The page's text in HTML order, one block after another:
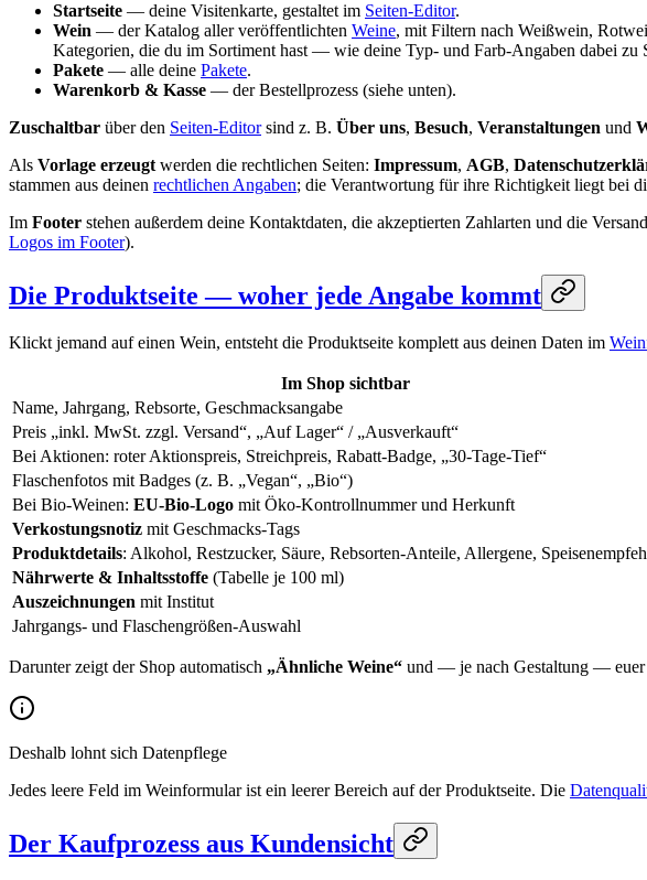
Startseite — deine Visitenkarte, gestaltet im Seiten-Editor.
Wein — der Katalog aller veröffentlichten Weine, mit Filtern nach Weißwein,
Kategorien, die du im Sortiment hast — wie deine Typ- und Farb-Angaben dabei zu
Pakete — alle deine Pakete.
Warenkorb & Kasse — der Bestellprozess (siehe unten).
Zuschaltbar über den Seiten-Editorsind z. B. Über uns, Besuch, Veranstaltungen und
Als Vorlage erzeugtwerden die rechtlichen Seiten: Impressum, AGB,
stammen aus deinen rechtlichen Angaben; die Verantwortung für ihre Richtigkeit liegt bei
Im Footer stehen außerdem deine Kontaktdaten, die akzeptierten Zahlarten und die
Logos im Footer).
Die Produktseite — woher jede Angabe kommt
Klickt jemand auf einen Wein, entsteht die Produktseite komplett aus deinen Daten im
Im Shop sichtbar
Name, Jahrgang, Rebsorte, Geschmacksangabe
Preis „inkl. MwSt. zzgl. Versand“, „Auf Lager“ / „Ausverkauft“
Bei Aktionen: roter Aktionspreis, Streichpreis, Rabatt-Badge, „30-Tage-Tief“
Flaschenfotos mit Badges (z. B. „Vegan“, „Bio“)
Bei Bio-Weinen: EU-Bio-Logo mit Öko-Kontrollnummer und Herkunft
Verkostungsnotiz mit Geschmacks-Tags
Produktdetails: Alkohol, Restzucker, Säure, Rebsorten-Anteile, Allergene,
Nährwerte & Inhaltsstoffe (Tabelle je 100 ml)
Auszeichnungen mit Institut
Jahrgangs- und Flaschengrößen-Auswahl
Darunter zeigt der Shop automatisch „Ähnliche Weine“ und — je nach Gestaltung — euer
Deshalb lohnt sich Datenpflege
Jedes leere Feld im Weinformular ist ein leerer Bereich auf der Produktseite. Die
Der Kaufprozess aus Kundensicht